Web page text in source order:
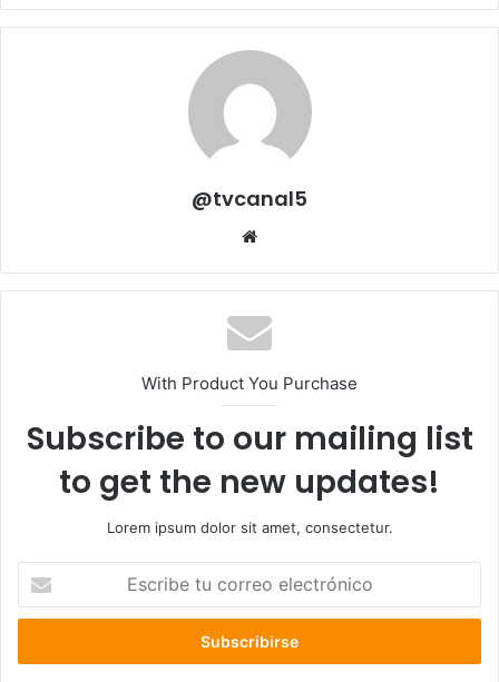
@tvcanal5
With Product You Purchase
Subscribe to our mailing list
to get the new updates!
Lorem ipsum dolor sit amet, consectetur.
correo